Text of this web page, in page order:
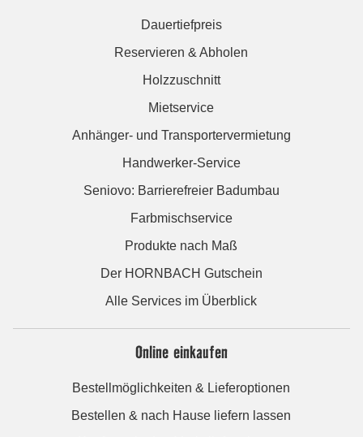
Dauertiefpreis
Reservieren & Abholen
Holzzuschnitt
Mietservice
Anhänger- und Transportervermietung
Handwerker-Service
Seniovo: Barrierefreier Badumbau
Farbmischservice
Produkte nach Maß
Der HORNBACH Gutschein
Alle Services im Überblick
Online einkaufen
Bestellmöglichkeiten & Lieferoptionen
Bestellen & nach Hause liefern lassen